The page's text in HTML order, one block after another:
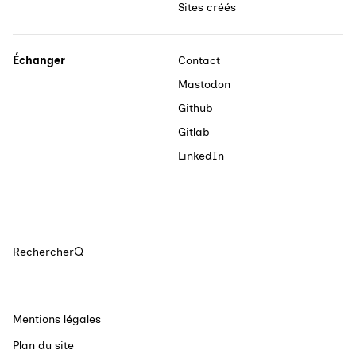
Sites créés
Échanger
Contact
Mastodon
Github
Gitlab
LinkedIn
Rechercher
Mentions légales
Plan du site